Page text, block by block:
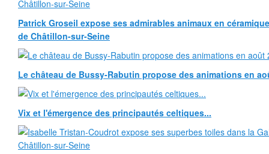
Patrick Groseil expose ses admirables animaux en
de Châtillon-sur-Seine
Le château de Bussy-Rabutin propose des animations en
Vix et l'émergence des principautés celtiques...